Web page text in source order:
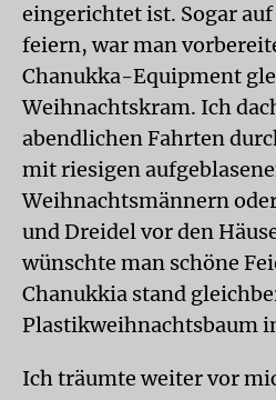
eingerichtet ist. Sogar
feiern, war man
Chanukka-Equipment
Weihnachtskram. Ich
abendlichen Fahrten
mit riesigen
Weihnachtsmännern
und Dreidel vor den
wünschte man schöne
Chanukkia stand
Plastikweihnachtsbaum
Ich träumte weiter vor